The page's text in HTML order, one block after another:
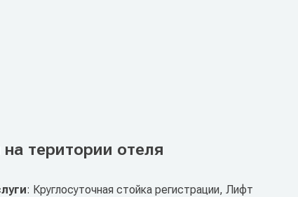
на територии отеля
: Круглосуточная стойка регистрации, Лифт